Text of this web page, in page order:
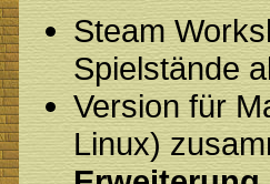
Steam
Spielstände
Version für
Linux)